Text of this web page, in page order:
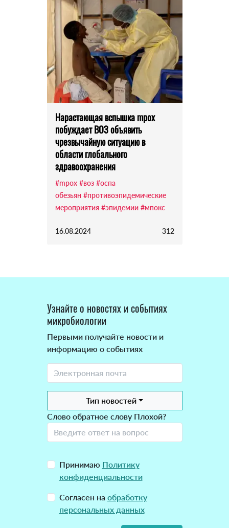
Нарастающая вспышка mpox
побуждает ВОЗ объявить
чрезвычайную ситуацию в
области глобального
здравоохранения
#mpox #воз #оспа
обезьян #противоэпидемические
мероприятия #эпидемии #мпокс
16.08.2024 312
Узнайте о новостях и событиях
микробиологии
Первыми получайте новости и
информацию о событиях
Тип новостей
Слово обратное слову Плохой?
Принимаю Политику
конфиденциальности
Согласен на обработку
персональных данных